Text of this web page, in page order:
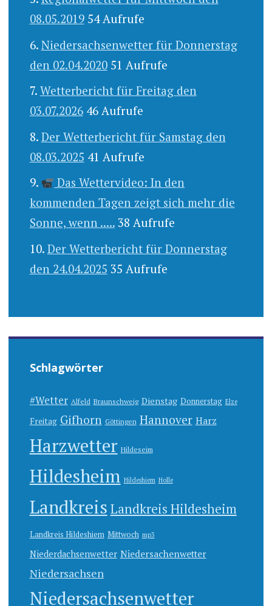
08.05.2019 54 Aufrufe
Niedersachsenwetter für Donnerstag
den 02.04.2020 51 Aufrufe
Wetterbericht für Freitag den
03.07.2026 46 Aufrufe
Der Wetterbericht für Samstag den
08.03.2025 41 Aufrufe
Das Wettervideo: In den
kommenden Tagen zeigt sich mehr die
Sonne, wenn ..... 38 Aufrufe
Der Wetterbericht für Donnerstag
den 24.04.2025 35 Aufrufe
Schlagwörter
#Wetter Alfeld Braunschweig Dienstag Donnerstag Elze
Freitag Gifhorn Göttingen Hannover Harz
Harzwetter Hildeseim
Hildesheim Hildeshiem Holle
Landkreis Landkreis Hildesheim
Landkreis Hildeshiem Mittwoch mp3
Niederdachsenwetter Niedersachenwetter
Niedersachsen
Niedersachsenwetter